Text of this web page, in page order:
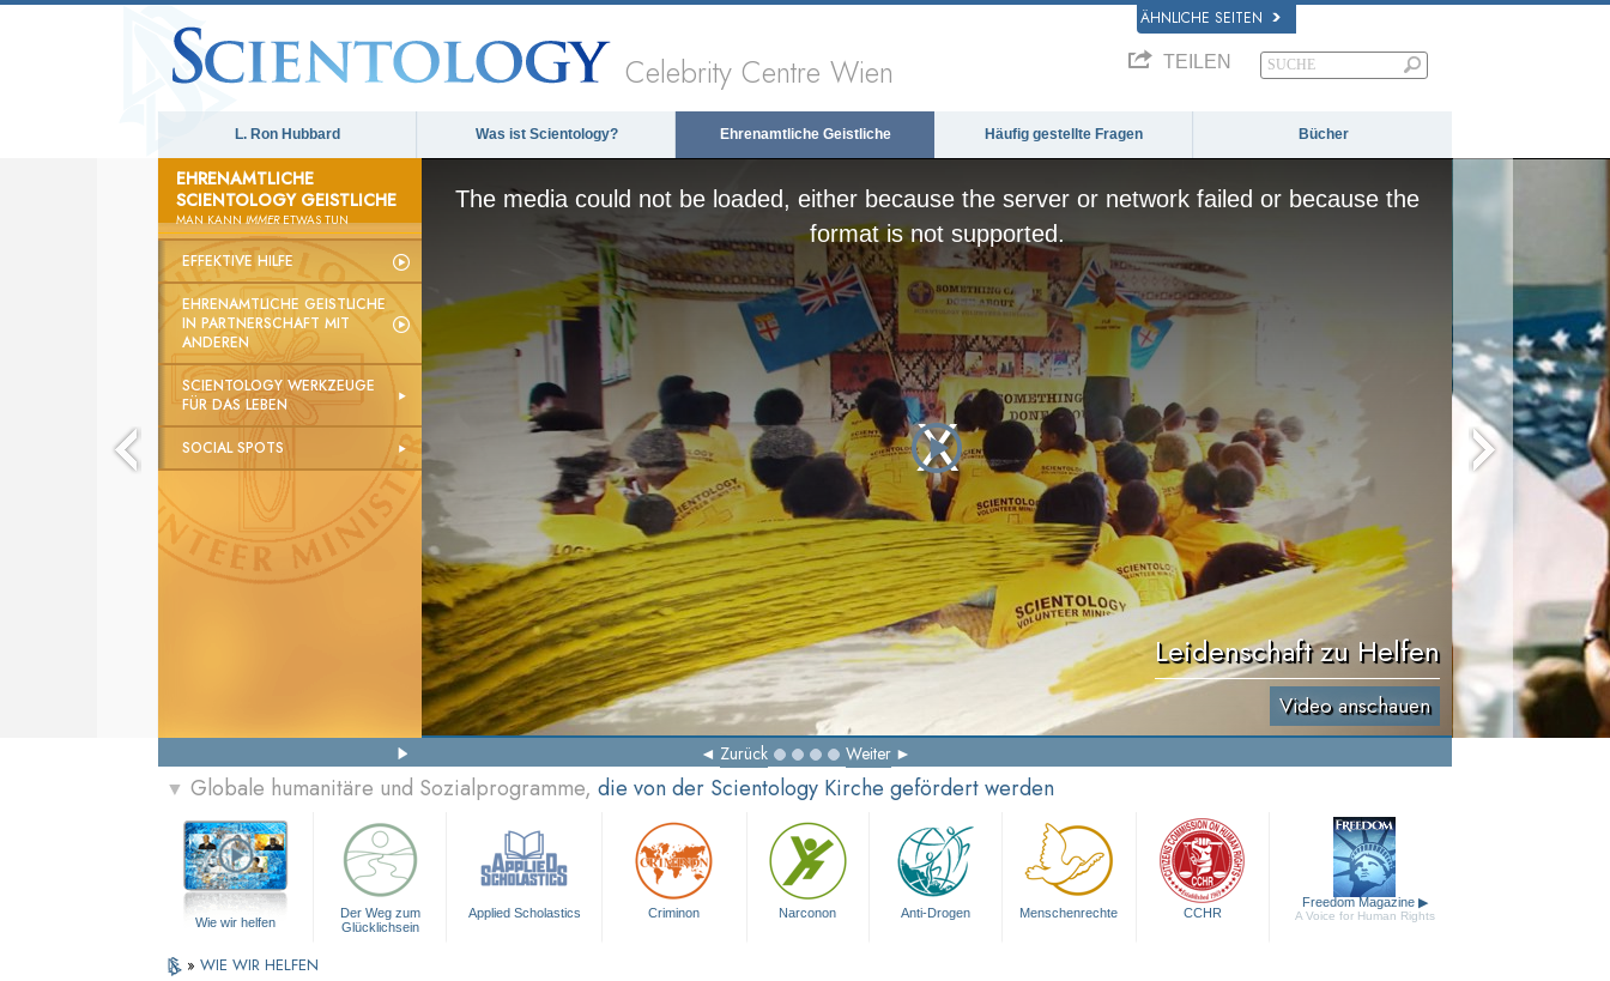
ÄHNLICHE SEITEN
Celebrity Centre Wien TEILEN
L. Ron Hubbard Was ist Scientology? Ehrenamtliche Geistliche Häufig gestellte Fragen Bücher
EHRENAMTLICHE
SCIENTOLOGY GEISTLICHE
MAN KANNIMMERETWAS TUN
EFFEKTIVE HILFE
EHRENAMTLICHE GEISTLICHE
IN PARTNERSCHAFT MIT
ANDEREN
SCIENTOLOGY WERKZEUGE
FÜR DAS LEBEN
SOCIAL SPOTS
The media could not be loaded, either because the server or network failed or because the
format is not supported.
Leidenschaft zu Helfen
Video anschauen
Zurück Weiter
▼ Globale humanitäre und Sozialprogramme, die von der Scientology Kirche gefördert werden
Wie wir helfen
Der Weg zum
Glücklichsein
Applied Scholastics Criminon Narconon Anti-Drogen Menschenrechte CCHR
Freedom Magazine ▶
A Voice for Human Rights
» WIE WIR HELFEN